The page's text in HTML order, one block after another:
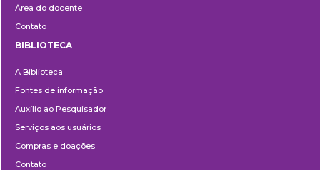
Área do docente
Contato
BIBLIOTECA
A Biblioteca
Fontes de informação
Auxílio ao Pesquisador
Serviços aos usuários
Compras e doações
Contato